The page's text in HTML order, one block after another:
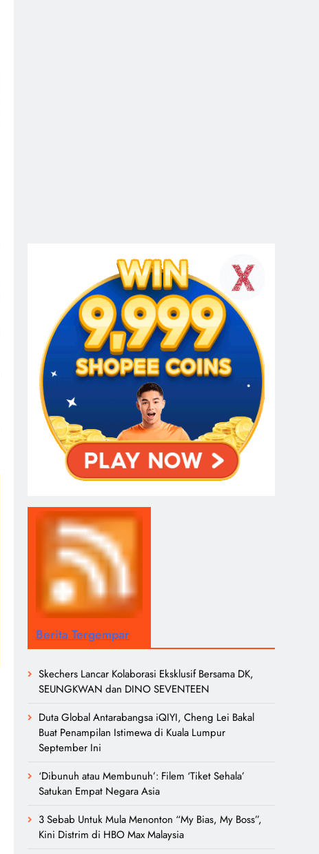
Berita Tergempar
Skechers Lancar Kolaborasi Eksklusif Bersama DK,
SEUNGKWAN dan DINO SEVENTEEN
Duta Global Antarabangsa iQIYI, Cheng Lei Bakal
Buat Penampilan Istimewa di Kuala Lumpur
September Ini
‘Dibunuh atau Membunuh’: Filem ‘Tiket Sehala’
Satukan Empat Negara Asia
3 Sebab Untuk Mula Menonton “My Bias, My Boss”,
Kini Distrim di HBO Max Malaysia